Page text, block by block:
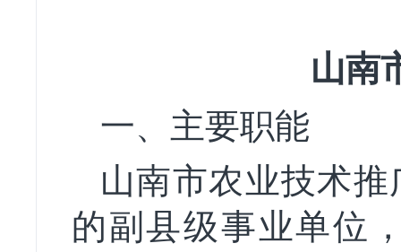
山南
一、主要职能
山南市农业技术
的副县级事业单位